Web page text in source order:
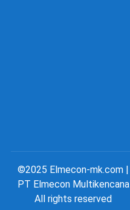
©2025 Elmecon-mk.com |
PT Elmecon Multikencana
All rights reserved